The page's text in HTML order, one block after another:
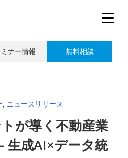
ナー情報 無料相談
, ニュースリリース
が導く不動産業
成AI×データ統